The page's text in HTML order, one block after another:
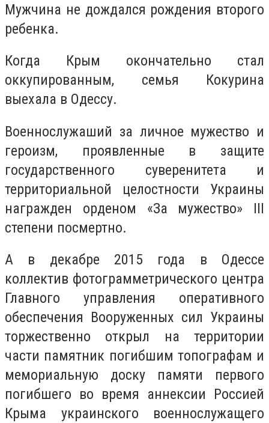
Мужчина не дождался рождения второго
ребенка.
Когда Крым окончательно стал
оккупированным, семья Кокурина
выехала в Одессу.
Военнослужаший за личное мужество и
героизм, проявленные в защите
государственного суверенитета и
территориальной целостности Украины
награжден орденом «За мужество» III
степени посмертно.
А в декабре 2015 года в Одессе
коллектив фотограмметрического центра
Главного управления оперативного
обеспечения Вооруженных сил Украины
торжественно открыл на территории
части памятник погибшим топографам и
мемориальную доску памяти первого
погибшего во время аннексии Россией
Крыма украинского военнослужащего